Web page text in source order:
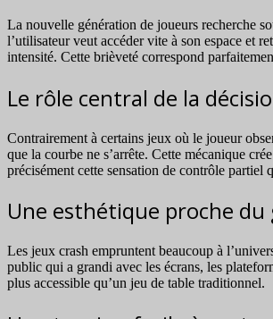
La nouvelle génération de joueurs recherche
l’utilisateur veut accéder vite à son espace et
intensité. Cette brièveté correspond
Le rôle central de la
Contrairement à certains jeux où le joueur
que la courbe ne s’arrête. Cette mécanique
précisément cette sensation de contrôle partiel
Une esthétique proche du
Les jeux crash empruntent beaucoup à
public qui a grandi avec les écrans, les
plus accessible qu’un jeu de table traditionnel.